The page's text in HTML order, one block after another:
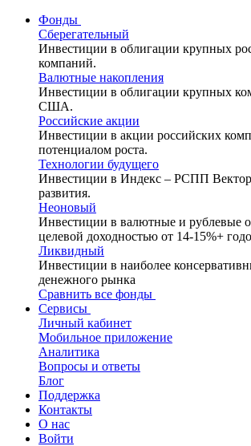
Фонды
Сберегательный
Инвестиции в облигации крупных
компаний.
Валютные накопления
Инвестиции в облигации крупных
США.
Российские акции
Инвестиции в акции российских
потенциалом роста.
Технологии будущего
Инвестиции в Индекс – РСПП Вектор
развития.
Неоновый
Инвестиции в валютные и рублевые
целевой доходностью от 14-15%+
Ликвидный
Инвестиции в наиболее
денежного рынка
Сравнить все фонды
Сервисы
Личный кабинет
Мобильное приложение
Аналитика
Вопросы и ответы
Блог
Поддержка
Контакты
О нас
Войти